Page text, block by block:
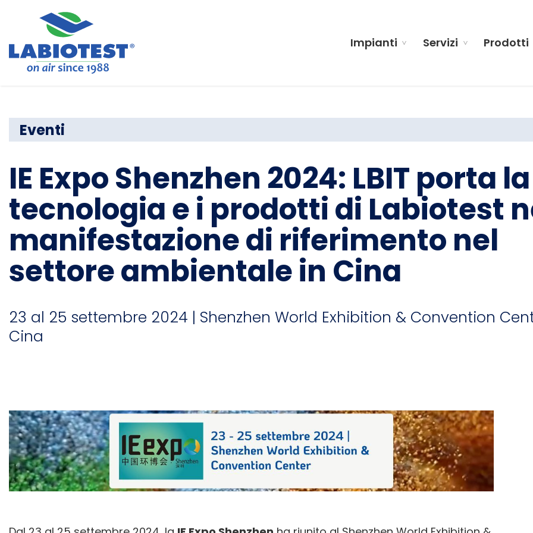
Impianti Servizi Prodotti
Eventi
IE Expo Shenzhen 2024: LBIT porta la
tecnologia e i prodotti di Labiotest
manifestazione di riferimento nel
settore ambientale in Cina
23 al 25 settembre 2024 | Shenzhen World Exhibition & Convention
Cina